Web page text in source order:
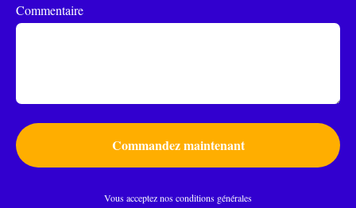
Commentaire
Commandez maintenant
Vous acceptez nos conditions générales